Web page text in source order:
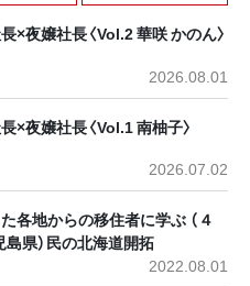
×夜嬢社長〈Vol.2 華咲 かのん〉
2026.08.01
×夜嬢社長〈Vol.1 南柚子〉
2026.07.02
各地からの移住者に学ぶ （４
島県）民の北海道開拓
2022.08.01